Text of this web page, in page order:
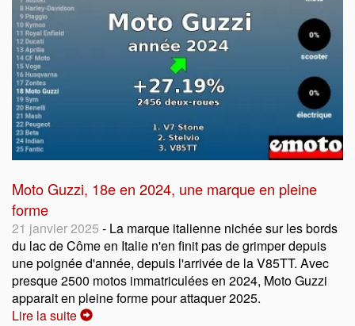
Moto Guzzi, 18e en 2024, une marque en pleine
forme
21 janvier 2025 - La marque italienne nichée sur les bords
du lac de Côme en Italie n'en finit pas de grimper depuis
une poignée d'année, depuis l'arrivée de la V85TT. Avec
presque 2500 motos immatriculées en 2024, Moto Guzzi
apparait en pleine forme pour attaquer 2025.
Lire la suite